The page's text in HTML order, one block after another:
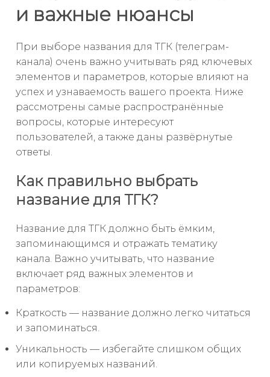
и важные нюансы
При выборе названия для ТГК (телеграм-
канала) очень важно учитывать ряд ключевых
элементов и параметров, которые влияют на
успех и узнаваемость вашего проекта. Ниже
рассмотрены самые распространённые
вопросы, которые интересуют
пользователей, а также даны развёрнутые
ответы.
Как правильно выбрать
название для ТГК?
Название для ТГК должно быть ёмким,
запоминающимся и отражать тематику
канала. Важно учитывать, что название
включает ряд важных элементов и
параметров:
Краткость — название должно легко читаться
и запоминаться.
Уникальность — избегайте слишком общих
или копируемых названий.